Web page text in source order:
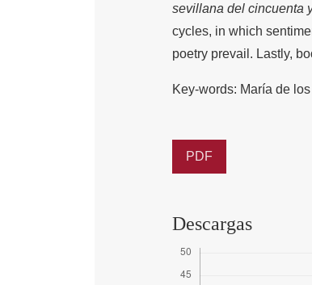
sevillana del cincuenta
cycles, in which
poetry prevail. Lastly,
Key-words: María de
PDF
Descargas